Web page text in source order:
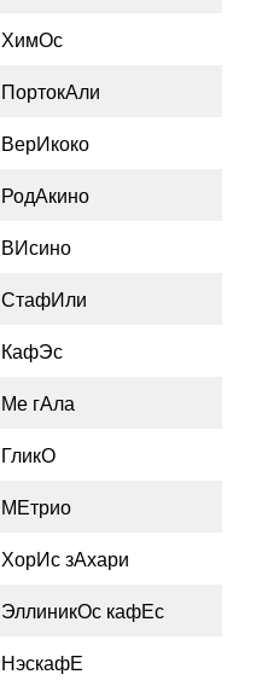
ХимОс
ПортокАли
ВерИкоко
РодАкино
ВИсино
СтафИли
КафЭс
Ме гАла
ГликО
МЕтрио
ХорИс зАхари
ЭллиникОс кафЕс
НэскафЕ